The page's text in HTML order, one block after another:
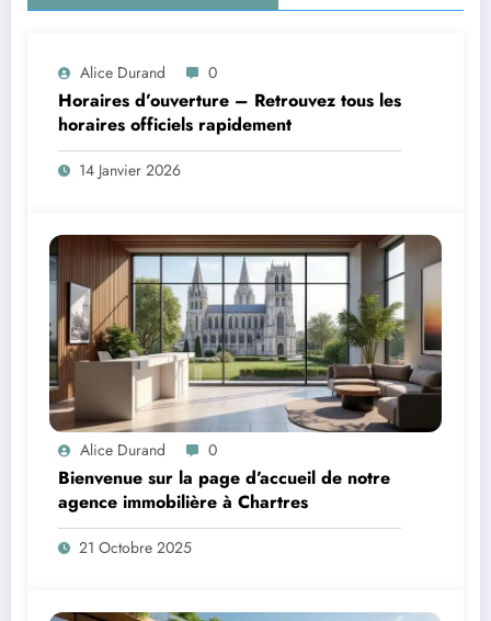
Alice Durand 0
Horaires d’ouverture – Retrouvez tous les
horaires officiels rapidement
14 Janvier 2026
Alice Durand 0
Bienvenue sur la page d’accueil de notre
agence immobilière à Chartres
21 Octobre 2025